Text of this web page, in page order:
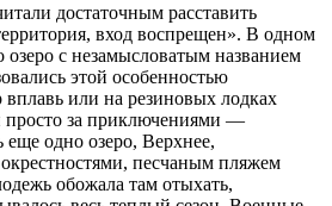
достаточным расставить
вход воспрещен». В одном
озеро с незамысловатым названием
этой особенностью
вплавь или на резиновых лодках
просто за приключениями —
одно озеро, Верхнее,
песчаным пляжем
обожала там отыхать,